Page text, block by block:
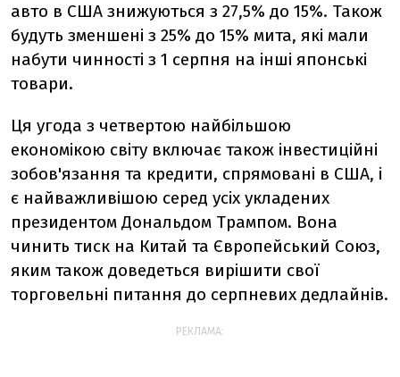
авто в США знижуються з 27,5% до 15%. Також
будуть зменшені з 25% до 15% мита, які мали
набути чинності з 1 серпня на інші японські
товари.
Ця угода з четвертою найбільшою
економікою світу включає також інвестиційні
зобов'язання та кредити, спрямовані в США, і
є найважливішою серед усіх укладених
президентом Дональдом Трампом. Вона
чинить тиск на Китай та Європейський Союз,
яким також доведеться вирішити свої
торговельні питання до серпневих дедлайнів.
РЕКЛАМА: